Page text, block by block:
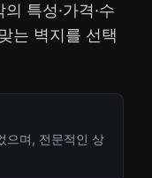
특성·가격·수
는 벽지를 선택
으며, 전문적인 상